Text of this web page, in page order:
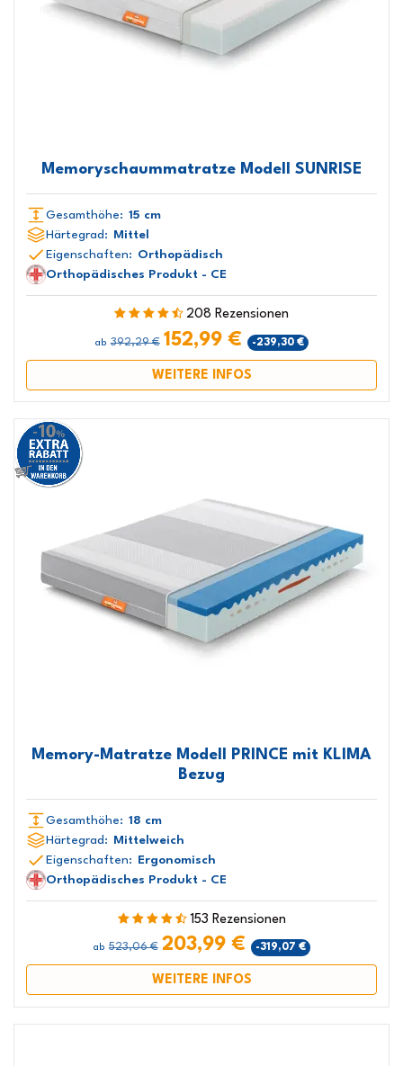
Memoryschaummatratze Modell SUNRISE
Gesamthöhe: 15 cm
Härtegrad:
Mittel
Eigenschaften: Orthopädisch
Orthopädisches Produkt - CE
208 Rezensionen
ab 392,29 € 152,99 € -239,30 €
WEITERE INFOS
Memory-Matratze Modell PRINCE mit KLIMA
Bezug
Gesamthöhe: 18 cm
Härtegrad: Mittelweich
Eigenschaften: Ergonomisch
Orthopädisches Produkt - CE
153 Rezensionen
ab 523,06 € 203,99 € -319,07 €
WEITERE INFOS